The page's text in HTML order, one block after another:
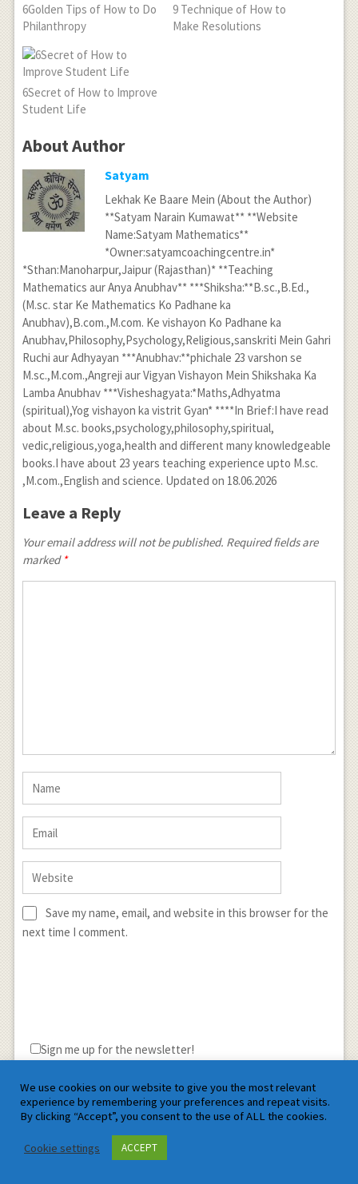
6Golden Tips of How to Do
Philanthropy
9 Technique of How to
Make Resolutions
6Secret of How to Improve
Student Life
About Author
Satyam
Lekhak Ke Baare Mein (About the Author)
**Satyam Narain Kumawat** **Website
Name:Satyam Mathematics**
*Owner:satyamcoachingcentre.in*
*Sthan:Manoharpur,Jaipur (Rajasthan)* **Teaching
Mathematics aur Anya Anubhav** ***Shiksha:**B.sc.,B.Ed.,
(M.sc. star Ke Mathematics Ko Padhane ka
Anubhav),B.com.,M.com. Ke vishayon Ko Padhane ka
Anubhav,Philosophy,Psychology,Religious,sanskriti Mein Gahri
Ruchi aur Adhyayan ***Anubhav:**phichale 23 varshon se
M.sc.,M.com.,Angreji aur Vigyan Vishayon Mein Shikshaka Ka
Lamba Anubhav ***Visheshagyata:*Maths,Adhyatma
(spiritual),Yog vishayon ka vistrit Gyan* ****In Brief:I have read
about M.sc. books,psychology,philosophy,spiritual,
vedic,religious,yoga,health and different many knowledgeable
books.I have about 23 years teaching experience upto M.sc.
,M.com.,English and science. Updated on 18.06.2026
Leave a Reply
Your email address will not be published. Required fields are
marked *
Save my name, email, and website in this browser for the
next time I comment.
Sign me up for the newsletter!
We use cookies on our website to give you the most relevant
experience by remembering your preferences and repeat visits.
By clicking “Accept”, you consent to the use of ALL the cookies.
Cookie settings ACCEPT